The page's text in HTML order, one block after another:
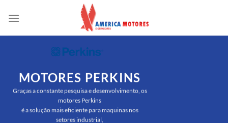
MOTORES PERKINS
Graças a constante pesquisa e desenvolvimento, os
motores Perkins
é a solução mais eficiente para maquinas nos
setores industrial,